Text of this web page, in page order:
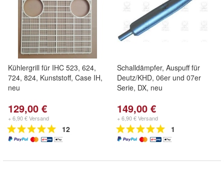
Kühlergrill für IHC 523, 624,
724, 824, Kunststoff, Case IH,
neu
129,00 €
+ 6,90 € Versand
12
Schalldämpfer, Auspuff für
Deutz/KHD, 06er und 07er
Serie, DX, neu
149,00 €
+ 6,90 € Versand
1